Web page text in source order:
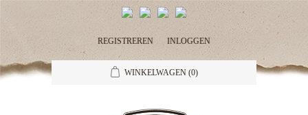
REGISTREREN INLOGGEN
WINKELWAGEN (0)